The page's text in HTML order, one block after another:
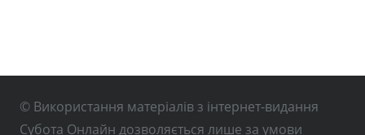
© Використання матеріалів з інтернет-видання
Субота Онлайн дозволяється лише за умови